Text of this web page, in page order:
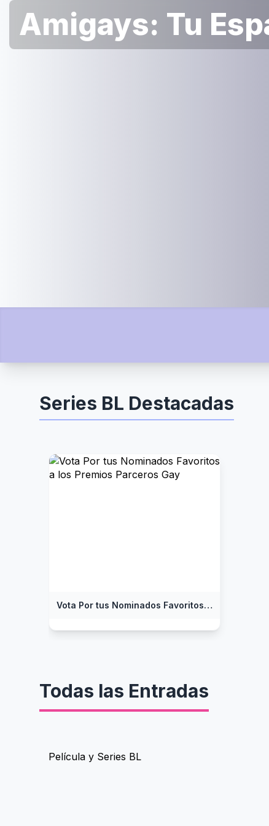
Amigays: Tu
Series BL Destacadas
Vota Por tus Nominados Favoritos a los Premios Parceros Gay
Todas las Entradas
Película y Series BL